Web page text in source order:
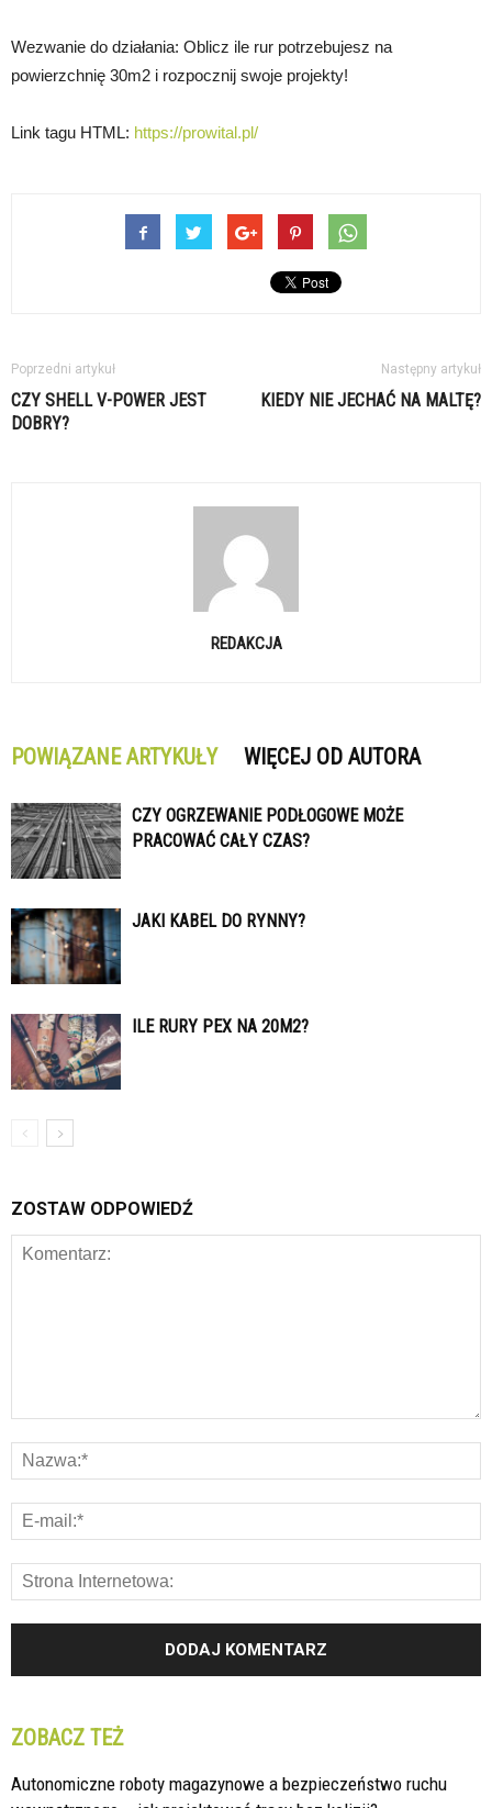
Wezwanie do działania: Oblicz ile rur potrzebujesz na
powierzchnię 30m2 i rozpocznij swoje projekty!
Link tagu HTML: https://prowital.pl/
Poprzedni artykuł
CZY SHELL V-POWER JEST
DOBRY?
Następny artykuł
KIEDY NIE JECHAĆ NA MALTĘ?
REDAKCJA
POWIĄZANE ARTYKUŁY WIĘCEJ OD AUTORA
CZY OGRZEWANIE PODŁOGOWE MOŻE
PRACOWAĆ CAŁY CZAS?
JAKI KABEL DO RYNNY?
ILE RURY PEX NA 20M2?
ZOSTAW ODPOWIEDŹ
ZOBACZ TEŻ
Autonomiczne roboty magazynowe a bezpieczeństwo ruchu